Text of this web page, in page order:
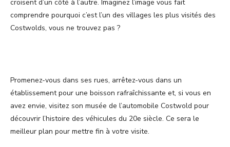
croisent d’un côté à l’autre. Imaginez l’image vous fait
comprendre pourquoi c’est l’un des villages les plus visités des
Costwolds, vous ne trouvez pas ?
Promenez-vous dans ses rues, arrêtez-vous dans un
établissement pour une boisson rafraîchissante et, si vous en
avez envie, visitez son musée de l’automobile Costwold pour
découvrir l’histoire des véhicules du 20e siècle. Ce sera le
meilleur plan pour mettre fin à votre visite.